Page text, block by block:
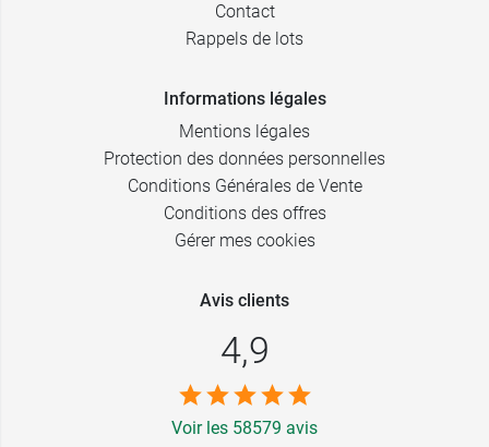
Contact
Rappels de lots
Informations légales
Mentions légales
Protection des données personnelles
Conditions Générales de Vente
Conditions des offres
Gérer mes cookies
Avis clients
4,9
Voir les 58579 avis